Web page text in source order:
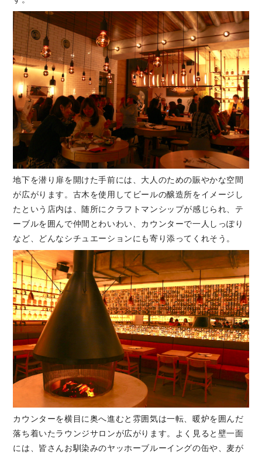
地下を潜り扉を開けた手前には、大人のための賑やかな空間
が広がります。古木を使用してビールの醸造所をイメージし
たという店内は、随所にクラフトマンシップが感じられ、テ
ーブルを囲んで仲間とわいわい、カウンターで一人しっぽり
など、どんなシチュエーションにも寄り添ってくれそう。
カウンターを横目に奥へ進むと雰囲気は一転、暖炉を囲んだ
落ち着いたラウンジサロンが広がります。よく見ると壁一面
には、皆さんお馴染みのヤッホーブルーイングの缶や、麦が